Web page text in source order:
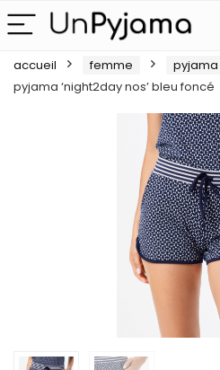
accueil femme pyjama
pyjama ‘night2day nos’ bleu foncé